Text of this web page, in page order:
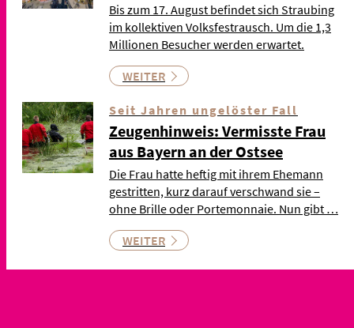
Bis zum 17. August befindet sich Straubing
im kollektiven Volksfestrausch. Um die 1,3
Millionen Besucher werden erwartet.
WEITER
Seit Jahren ungelöster Fall
Zeugenhinweis: Vermisste Frau
aus Bayern an der Ostsee
Die Frau hatte heftig mit ihrem Ehemann
gestritten, kurz darauf verschwand sie –
ohne Brille oder Portemonnaie. Nun gibt …
WEITER